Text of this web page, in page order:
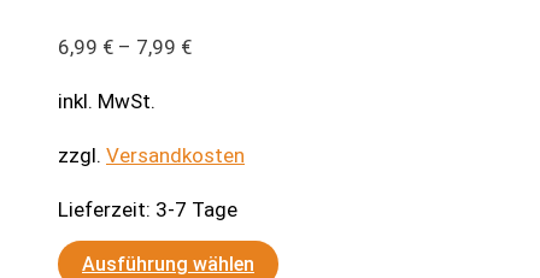
6,99 € – 7,99 €
inkl. MwSt.
zzgl. Versandkosten
Lieferzeit: 3-7 Tage
Ausführung wählen
Dieses